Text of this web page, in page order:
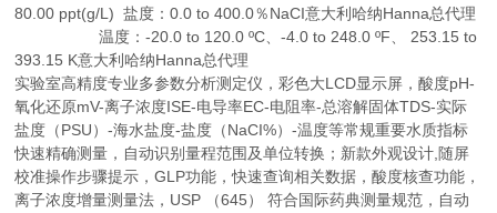
80.00 ppt(g/L) 盐度：0.0 to 400.0％NaCI意大利哈纳Hanna总代理
温度：-20.0 to 120.0 ºC、-4.0 to 248.0 ºF、 253.15 to
393.15 K意大利哈纳Hanna总代理
实验室高精度专业多参数分析测定仪，彩色大LCD显示屏，酸度pH-
氧化还原mV-离子浓度ISE-电导率EC-电阻率-总溶解固体TDS-实际
盐度（PSU）-海水盐度-盐度（NaCI%）-温度等常规重要水质指标
快速精确测量，自动识别量程范围及单位转换；新款外观设计,随屏
校准操作步骤提示，GLP功能，快速查询相关数据，酸度核查功能，
离子浓度增量测量法，USP （645） 符合国际药典测量规范，自动